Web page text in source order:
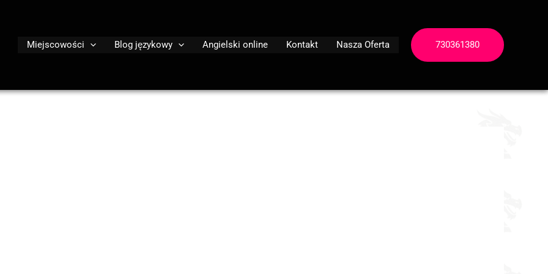
Miejscowości Blog językowy Angielski online Kontakt Nasza Oferta 730361380